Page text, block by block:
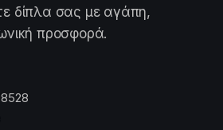
δίπλα σας με αγάπη,
προσφορά.